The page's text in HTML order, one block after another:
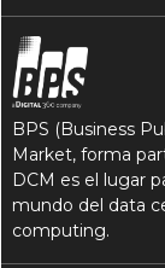
BPS (Business
Market, forma
DCM es el lugar
mundo del data
computing.